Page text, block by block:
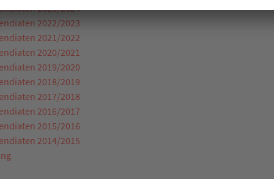
2023/2024
2022/2023
2021/2022
2020/2021
2019/2020
2018/2019
2017/2018
2016/2017
2015/2016
2014/2015